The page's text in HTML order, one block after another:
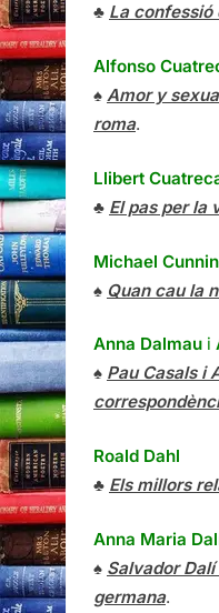
♣ La confessió
Alfonso
♠ Amor y
roma.
Llibert
♣ El pas per la
Michael
♠ Quan cau la
Anna Dalmau i
♠ Pau Casals i
Roald Dahl
♣ Els millors
Anna Maria
♠ Salvador
germana.